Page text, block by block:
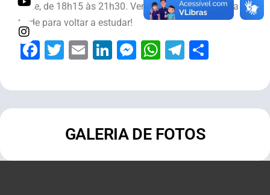
noite, de 18h15 às 21h30. Venha para a EJA! Nunca é
tarde para voltar a estudar!
Facebook
Twitter
EmailLinkedIn
Messenger
WhatsApp
Telegram
GALERIA DE FOTOS